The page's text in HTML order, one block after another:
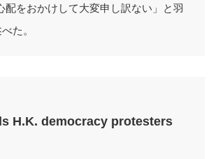
配をおかけして大変申し訳ない」と羽
た。
H.K. democracy protesters